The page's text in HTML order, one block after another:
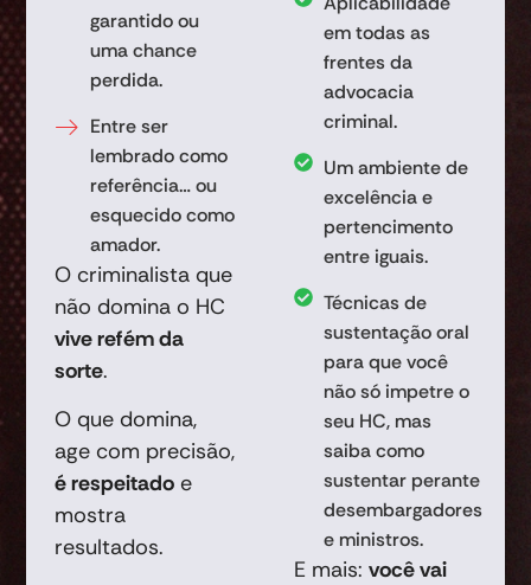
garantido ou
uma chance
perdida.
Entre ser
lembrado como
referência… ou
esquecido como
amador.
O criminalista que
não domina o HC
vive refém da
sorte.
O que domina,
age com precisão,
é respeitado e
mostra
resultados.
em todas as
frentes da
advocacia
criminal.
Um ambiente de
excelência e
pertencimento
entre iguais.
Técnicas de
sustentação oral
para que você
não só impetre o
seu HC, mas
saiba como
sustentar perante
desembargadores
e ministros.
E mais: você vai